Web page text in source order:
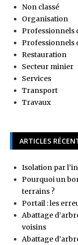
Non classé
Organisation
Professionnels
Professionnels
Restauration
Secteur minier
Services
Transport
Travaux
ARTICLES
Isolation par
Pourquoi un
terrains ?
Portail : les
Abattage
voisins
Abattage